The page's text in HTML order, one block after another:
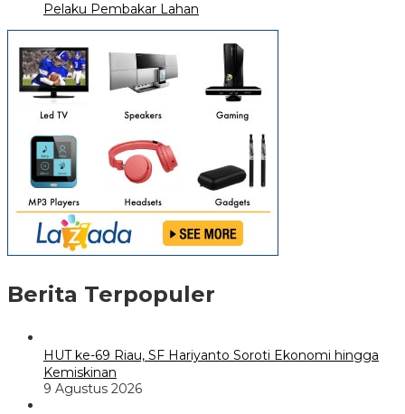
Pelaku Pembakar Lahan
Berita Terpopuler
HUT ke-69 Riau, SF Hariyanto Soroti Ekonomi hingga
Kemiskinan
9 Agustus 2026